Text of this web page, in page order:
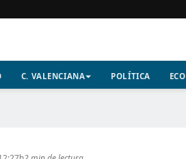
C. VALENCIANA POLÍTICA